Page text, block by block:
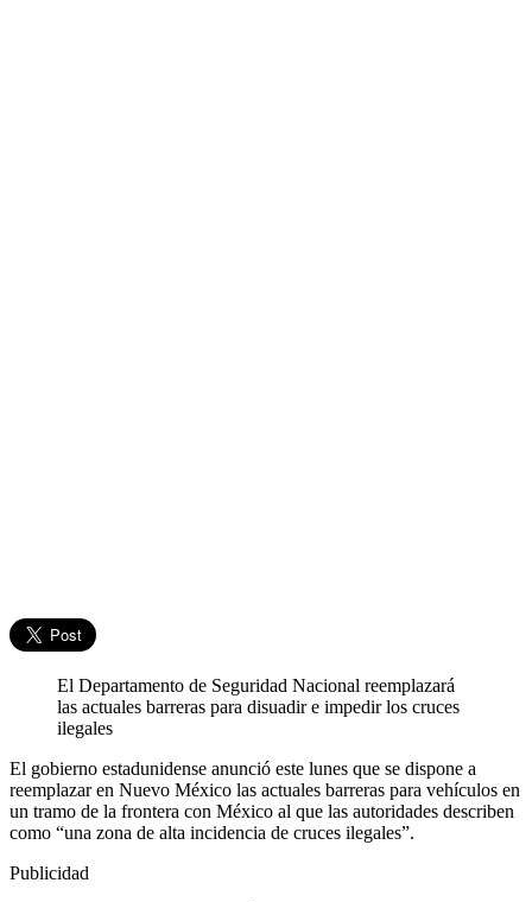
El Departamento de Seguridad Nacional reemplazará
las actuales barreras para disuadir e impedir los cruces
ilegales
El gobierno estadunidense anunció este lunes que se dispone a
reemplazar en Nuevo México las actuales barreras para vehículos en
un tramo de la frontera con México al que las autoridades describen
como “una zona de alta incidencia de cruces ilegales”.
Publicidad